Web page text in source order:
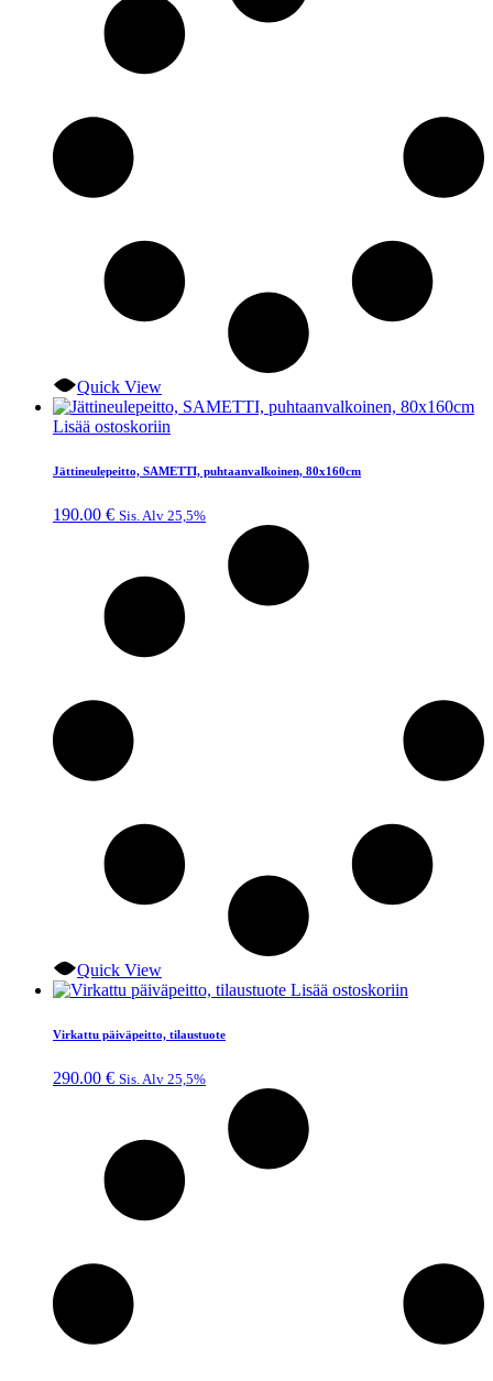
Quick View
Lisää ostoskoriin
Jättineulepeitto, SAMETTI, puhtaanvalkoinen, 80x160cm
190.00 € Sis. Alv 25,5%
Quick View
Lisää ostoskoriin
Virkattu päiväpeitto, tilaustuote
290.00 € Sis. Alv 25,5%